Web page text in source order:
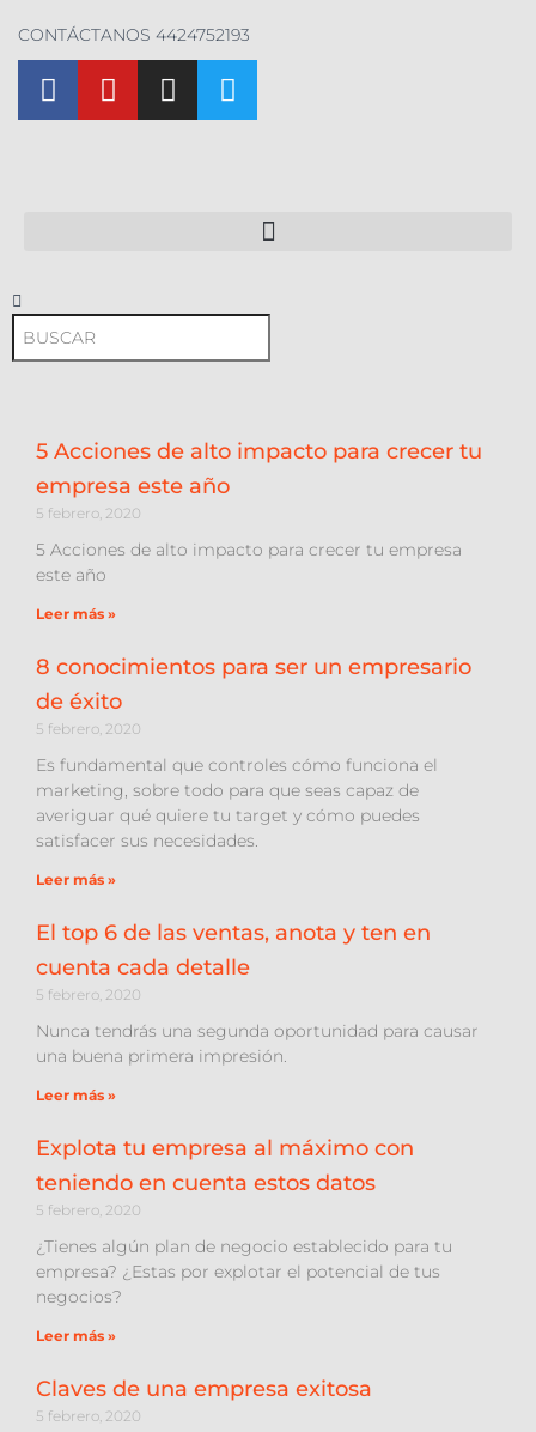
CONTÁCTANOS 4424752193
5 Acciones de alto impacto para crecer tu
empresa este año
5 febrero, 2020
5 Acciones de alto impacto para crecer tu empresa
este año
Leer más »
8 conocimientos para ser un empresario
de éxito
5 febrero, 2020
Es fundamental que controles cómo funciona el
marketing, sobre todo para que seas capaz de
averiguar qué quiere tu target y cómo puedes
satisfacer sus necesidades.
Leer más »
El top 6 de las ventas, anota y ten en
cuenta cada detalle
5 febrero, 2020
Nunca tendrás una segunda oportunidad para causar
una buena primera impresión.
Leer más »
Explota tu empresa al máximo con
teniendo en cuenta estos datos
5 febrero, 2020
¿Tienes algún plan de negocio establecido para tu
empresa? ¿Estas por explotar el potencial de tus
negocios?
Leer más »
Claves de una empresa exitosa
5 febrero, 2020